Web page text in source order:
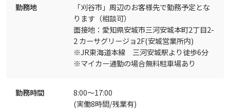
勤務地
「刈谷市」周辺のお客様先で勤務予定とな
ります（相談可）
面接地：愛知県安城市三河安城本町2丁目2-
2 カーサグリージョ2F(安城営業所内)
※JR東海道本線 三河安城駅より徒歩6分
※マイカー通勤の場合無料駐車場あり
勤務時間
8:00～17:00
(実働8時間/残業有)